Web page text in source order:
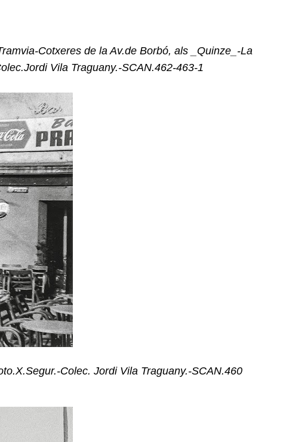
Cotxeres de la Av.de Borbó, als _Quinze_-La
Vila Traguany.-SCAN.462-463-1
Colec. Jordi Vila Traguany.-SCAN.460